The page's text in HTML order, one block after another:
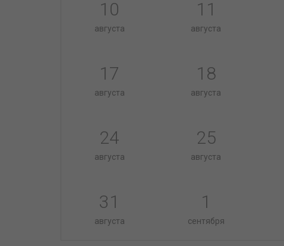
10
августа
11
августа
17
августа
18
августа
24
августа
25
августа
31
августа
1
сентября